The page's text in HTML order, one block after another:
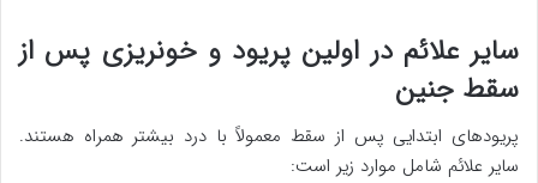
سایر علائم در اولین پریود و خونریزی پس از
سقط جنین
پریودهای ابتدایی پس از سقط معمولاً با درد بیشتر همراه هستند.
سایر علائم شامل موارد زیر است: